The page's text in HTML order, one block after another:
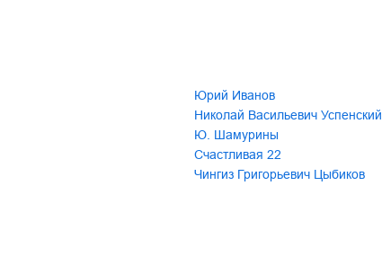
Юрий Иванов
Николай Васильевич Успенский
Ю. Шамурины
Счастливая 22
Чингиз Григорьевич Цыбиков